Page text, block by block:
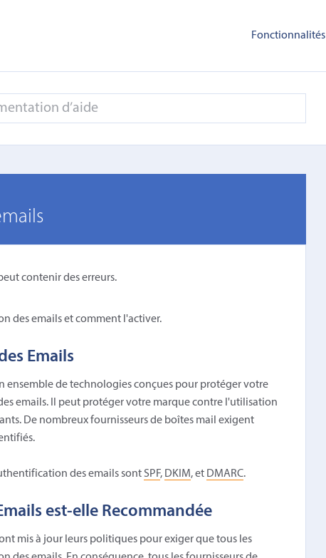
Fonctionnalités
contenir des erreurs.
des emails et comment l'activer.
Emails
ensemble de technologies conçues pour protéger votre
emails. Il peut protéger votre marque contre l'utilisation
De nombreux fournisseurs de boîtes mail exigent
des emails sont SPF, DKIM, et DMARC.
est-elle Recommandée
mis à jour leurs politiques pour exiger que tous les